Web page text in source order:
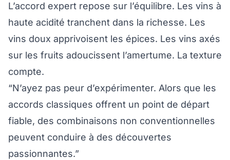
L’accord expert repose sur l’équilibre. Les vins à
haute acidité tranchent dans la richesse. Les
vins doux apprivoisent les épices. Les vins axés
sur les fruits adoucissent l’amertume. La texture
compte.
“N’ayez pas peur d’expérimenter. Alors que les
accords classiques offrent un point de départ
fiable, des combinaisons non conventionnelles
peuvent conduire à des découvertes
passionnantes.”